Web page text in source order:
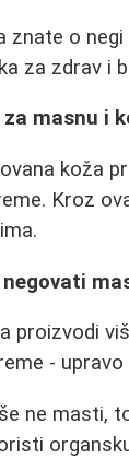
znate o
za zdrav i
masnu i
koža
Kroz
proizvodi
-
ne masti,